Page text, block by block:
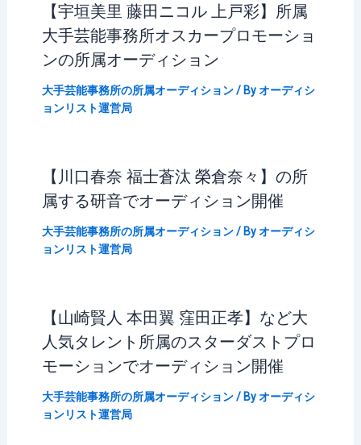
【宇垣美里 藤田ニコル 上戸彩】所属
大手芸能事務所オスカープロモーショ
ンの所属オーディション
大手芸能事務所の所属オーディション/ Byオーディシ
ョンリスト運営局
【川口春奈 福士蒼汰 榮倉奈々】の所
属する研音でオーディション開催
大手芸能事務所の所属オーディション/ Byオーディシ
ョンリスト運営局
【山崎賢人 本田翼 窪田正孝】など大
人気タレント所属のスターダストプロ
モーションでオーディション開催
大手芸能事務所の所属オーディション/ Byオーディシ
ョンリスト運営局